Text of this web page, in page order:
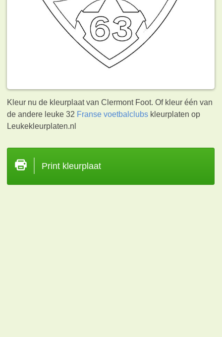
Kleur nu de kleurplaat van Clermont Foot. Of kleur één van
de andere leuke 32 Franse voetbalclubs kleurplaten op
Leukekleurplaten.nl
Print kleurplaat